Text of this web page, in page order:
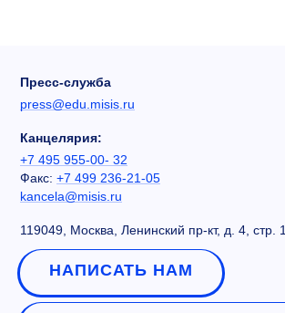
Пресс-служба
press@edu.misis.ru
Канцелярия:
+7 495 955-00- 32
Факс: +7 499 236-21-05
kancela@misis.ru
119049, Москва, Ленинский пр-кт, д. 4, стр. 1
НАПИСАТЬ НАМ